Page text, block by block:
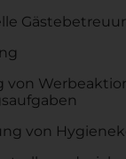
von
von